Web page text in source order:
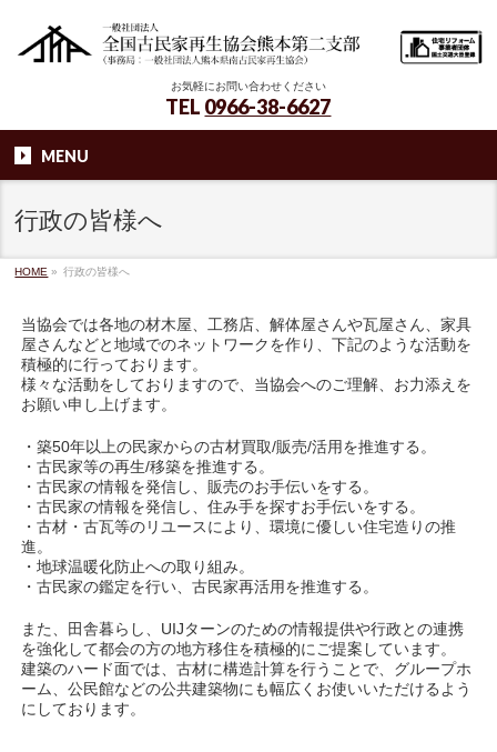
お気軽にお問い合わせください
TEL 0966-38-6627
MENU
行政の皆様へ
HOME » 行政の皆様へ
当協会では各地の材木屋、工務店、解体屋さんや瓦屋さん、家具
屋さんなどと地域でのネットワークを作り、下記のような活動を
積極的に行っております。
様々な活動をしておりますので、当協会へのご理解、お力添えを
お願い申し上げます。
・築50年以上の民家からの古材買取/販売/活用を推進する。
・古民家等の再生/移築を推進する。
・古民家の情報を発信し、販売のお手伝いをする。
・古民家の情報を発信し、住み手を探すお手伝いをする。
・古材・古瓦等のリユースにより、環境に優しい住宅造りの推
進。
・地球温暖化防止への取り組み。
・古民家の鑑定を行い、古民家再活用を推進する。
また、田舎暮らし、UIJターンのための情報提供や行政との連携
を強化して都会の方の地方移住を積極的にご提案しています。
建築のハード面では、古材に構造計算を行うことで、グループホ
ーム、公民館などの公共建築物にも幅広くお使いいただけるよう
にしております。